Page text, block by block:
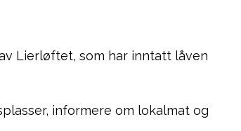
Lierløftet, som har inntatt låven
informere om lokalmat og